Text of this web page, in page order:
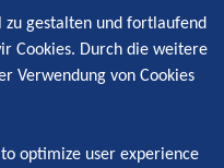
zu gestalten und fortlaufend
Cookies. Durch die weitere
Verwendung von Cookies
optimize user experience